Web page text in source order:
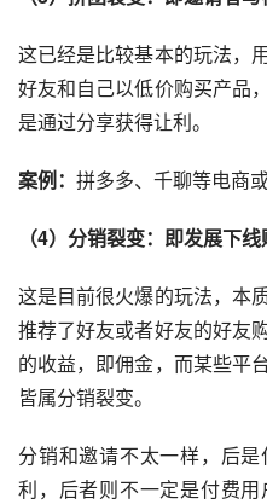
这已经是比较基本的玩法，
好友和自己以低价购买产品
是通过分享获得让利。
案例： 拼多多、 千聊等电商
（4）分销裂变：即发展下
这是目前很火爆的玩法，本
推荐了好友或者好友的好友
的收益，即佣金，而某些平
皆属分销裂变。
分销和邀请不太一样，后是
利，后者则不一定是付费